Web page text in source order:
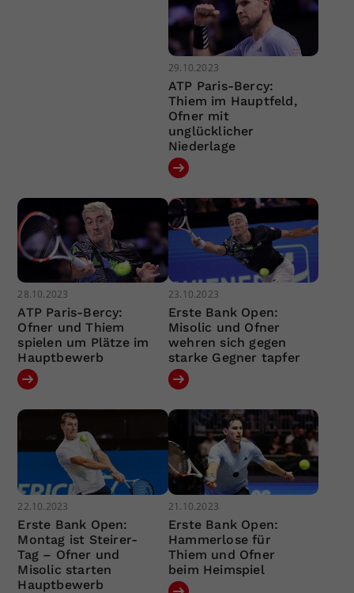
29.10.2023
ATP Paris-Bercy:
Thiem im Hauptfeld,
Ofner mit
unglücklicher
Niederlage
28.10.2023
ATP Paris-Bercy:
Ofner und Thiem
spielen um Plätze im
Hauptbewerb
23.10.2023
Erste Bank Open:
Misolic und Ofner
wehren sich gegen
starke Gegner tapfer
22.10.2023
Erste Bank Open:
Montag ist Steirer-
Tag – Ofner und
Misolic starten
Hauptbewerb
21.10.2023
Erste Bank Open:
Hammerlose für
Thiem und Ofner
beim Heimspiel